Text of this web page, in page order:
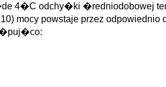
4�C odchy�ki �redniodobowej
mocy powstaje przez